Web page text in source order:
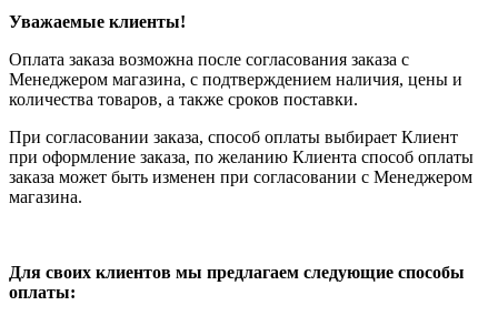
Уважаемые клиенты!
Оплата заказа возможна после согласования заказа с
Менеджером магазина, с подтверждением наличия, цены и
количества товаров, а также сроков поставки.
При согласовании заказа, способ оплаты выбирает Клиент
при оформление заказа, по желанию Клиента способ оплаты
заказа может быть изменен при согласовании с Менеджером
магазина.
Для своих клиентов мы предлагаем следующие способы
оплаты: